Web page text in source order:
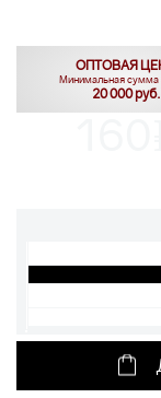
ОПТОВАЯ
Минимальная сумма
20 000 руб.